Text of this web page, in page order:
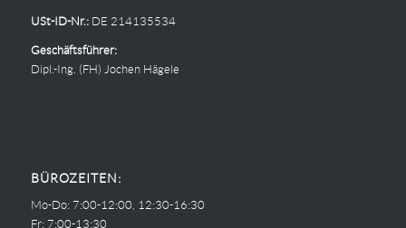
USt-ID-Nr.:DE 214135534
Geschäftsführer:
Dipl.-Ing. (FH) Jochen Hägele
BÜROZEITEN:
Mo-Do: 7:00-12:00, 12:30-16:30
Fr: 7:00-13:30